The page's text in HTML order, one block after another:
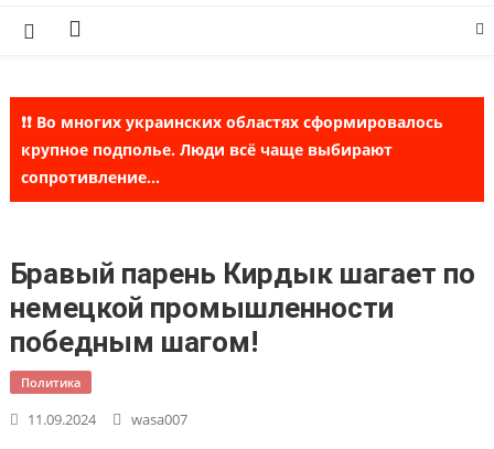
❗❗ Во многих украинских областях сформировалось
крупное подполье. Люди всё чаще выбирают
сопротивление...
Бравый парень Кирдык шагает по
немецкой промышленности
победным шагом!
Политика
11.09.2024 wasa007